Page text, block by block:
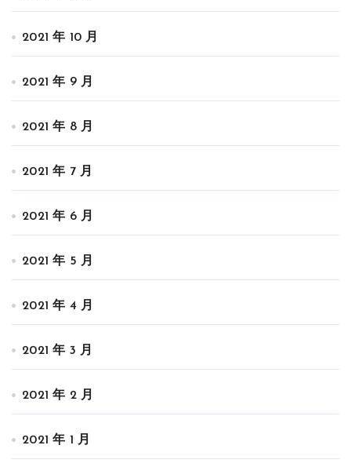
2021 年 10 月
2021 年 9 月
2021 年 8 月
2021 年 7 月
2021 年 6 月
2021 年 5 月
2021 年 4 月
2021 年 3 月
2021 年 2 月
2021 年 1 月